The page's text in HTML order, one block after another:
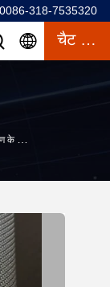
0086-318-7535320
चैट करना
क्लॉथ